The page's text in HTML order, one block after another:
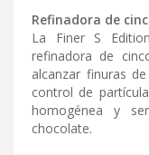
Refinadora de
La Finer S
refinadora de
alcanzar finuras
control de
homogénea y
chocolate.